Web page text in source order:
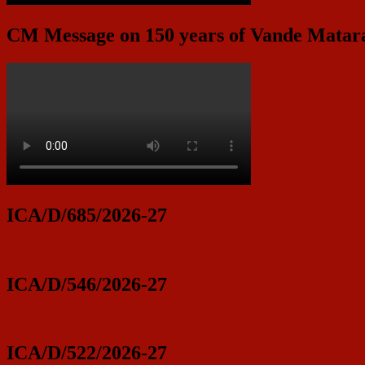
CM Message on 150 years of Vande
ICA/D/685/2026-27
ICA/D/546/2026-27
ICA/D/522/2026-27